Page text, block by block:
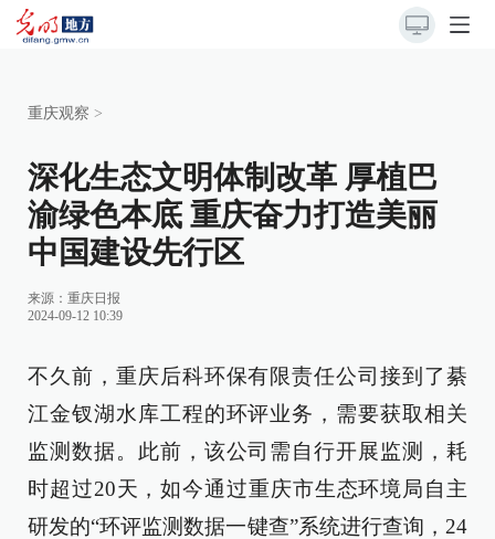
重庆观察 >
深化生态文明体制改革 厚植巴
渝绿色本底 重庆奋力打造美丽
中国建设先行区
来源： 重庆日报
2024-09-12 10:39
不久前，重庆后科环保有限责任公司接到了綦
江金钗湖水库工程的环评业务，需要获取相关
监测数据。此前，该公司需自行开展监测，耗
时超过20天，如今通过重庆市生态环境局自主
研发的“环评监测数据一键查”系统进行查询，24